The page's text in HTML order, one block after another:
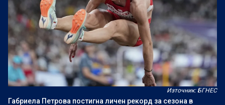
Източник: БГНЕС
Габриела Петрова постигна личен рекорд за сезона в